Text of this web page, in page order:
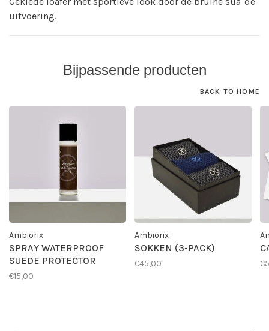
uitvoering.
Bijpassende producten
BACK TO HOME
Ambiorix
SPRAY WATERPROOF
SUEDE PROTECTOR
€15,00
Ambiorix
SOKKEN (3-PACK)
€45,00